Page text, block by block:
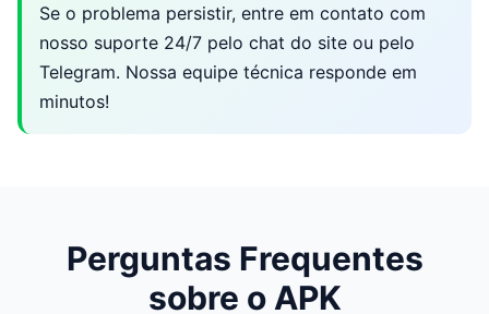
Se o problema persistir, entre em contato com
nosso suporte 24/7 pelo chat do site ou pelo
Telegram. Nossa equipe técnica responde em
minutos!
Perguntas Frequentes
sobre o APK